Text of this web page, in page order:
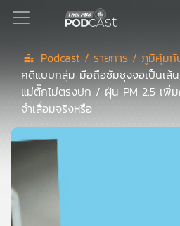
Podcast
เพล
ย์
แนะนำ
Podcast / รายการ /ภูมิคุ้ม
คดีแบบกลุ่ม มือถือซัมซุงจอเป็นเส้
แม่ตั๊กไม่ตรงปก / ฝุ่น PM 2.5 เพิ่ม
จำเสื่อมจริงหรือ